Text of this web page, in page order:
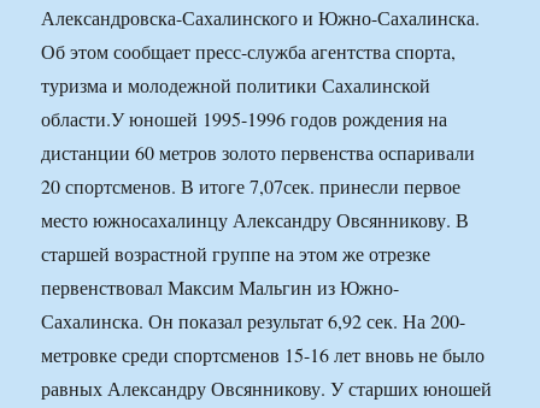
Александровска-Сахалинского и Южно-Сахалинска.
Об этом сообщает пресс-служба агентства спорта,
туризма и молодежной политики Сахалинской
области.У юношей 1995-1996 годов рождения на
дистанции 60 метров золото первенства оспаривали
20 спортсменов. В итоге 7,07сек. принесли первое
место южносахалинцу Александру Овсянникову. В
старшей возрастной группе на этом же отрезке
первенствовал Максим Мальгин из Южно-
Сахалинска. Он показал результат 6,92 сек. На 200-
метровке среди спортсменов 15-16 лет вновь не было
равных Александру Овсянникову. У старших юношей